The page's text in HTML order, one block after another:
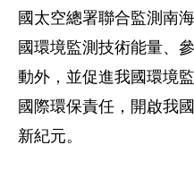
國太空總署聯合監測南
國環境監測技術能量、
動外，並促進我國環境
國際環保責任，開啟我
新紀元。